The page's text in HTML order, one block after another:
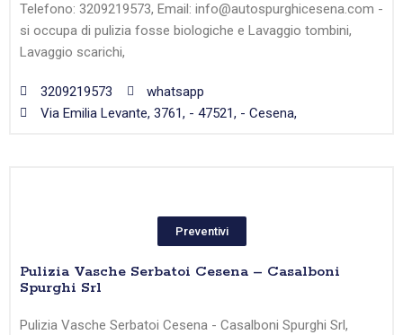
Telefono: 3209219573, Email: info@autospurghicesena.com -
si occupa di pulizia fosse biologiche e Lavaggio tombini,
Lavaggio scarichi,
3209219573
whatsapp
Via Emilia Levante, 3761, - 47521, - Cesena,
Preventivi
Pulizia Vasche Serbatoi Cesena – Casalboni
Spurghi Srl
Pulizia Vasche Serbatoi Cesena - Casalboni Spurghi Srl,